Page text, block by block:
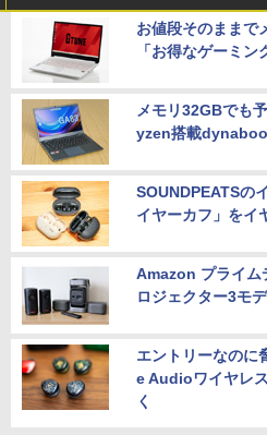
お値段そのままで
「お得なゲーミン
メモリ32GBでも
yzen搭載
SOUNDPEATSの
イヤーカフ」をイ
Amazon プライム
ロジェクター3モ
エントリーなの
e Audioワイヤレ
く